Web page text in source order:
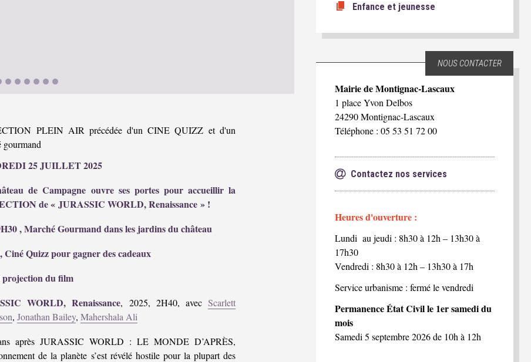
PLEIN AIR précédée d'un CINE QUIZZ et d'un
gourmand
25 JUILLET 2025
de Campagne ouvre ses portes pour accueillir la
de « JURASSIC WORLD, Renaissance » !
, Marché Gourmand dans les jardins du château
Ciné Quizz pour gagner des cadeaux
projection du film
WORLD, Renaissance, 2025, 2H40, avec Scarlett
,Jonathan Bailey,Mahershala Ali
après JURASSIC WORLD : LE MONDE D’APRÈS,
de la planète s’est révélé hostile pour la plupart des
Enfance et jeunesse
NOUS CONTACTER
Mairie de Montignac-Lascaux
1 place Yvon Delbos
24290 Montignac-Lascaux
Téléphone : 05 53 51 72 00
Contactez nos services
Heures d'ouverture :
Lundi au jeudi : 8h30 à 12h – 13h30 à
17h30
Vendredi : 8h30 à 12h – 13h30 à 17h
Service urbanisme : fermé le vendredi
Permanence État Civil le 1er samedi du
mois
Samedi 5 septembre 2026 de 10h à 12h